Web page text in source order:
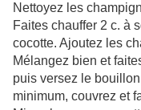
Nettoyez les
Faites chauffer 2 c. à
cocotte. Ajoutez les
Mélangez bien et
puis versez le
minimum, couvrez et